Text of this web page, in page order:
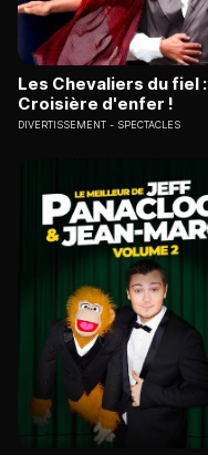
Les Chevaliers du fiel :
Croisière d'enfer !
DIVERTISSEMENT SPECTACLES